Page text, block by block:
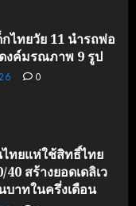
ไทยวัย 11 นำรถพ่อ
งค์มรณภาพ 9 รูป
0
ทยแห่ใช้สิทธิ์ไทย
สร้างยอดเดลิเว
บาทในครึ่งเดือน